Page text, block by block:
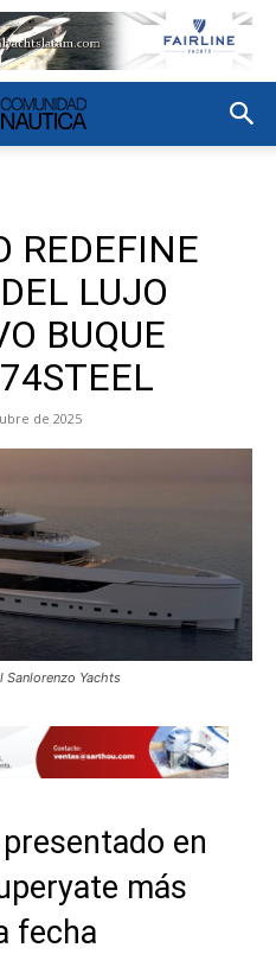
REDEFINE
LUJO
BUQUE
de 2025
Sanlorenzo Yachts
presentado en
más
fecha